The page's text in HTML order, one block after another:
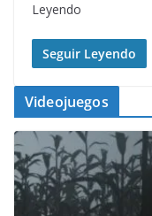
Leyendo
Seguir Leyendo
Videojuegos